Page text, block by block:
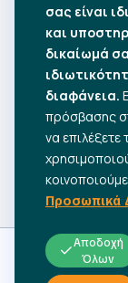
•
•Ιούλιος
•Ιούνιος
•Μάιος
•
•
Πλήρες
σας είναι
και
δικαίωμά
διαφάνεια.
πρόσβασης
να
Προσωπικά
Αποδοχή
Όλων